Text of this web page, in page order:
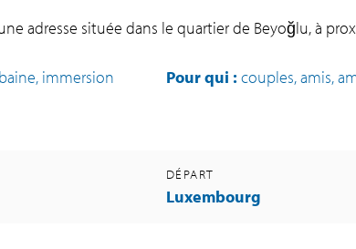
adresse située dans le quartier de Beyoğlu, à
immersion
Pour qui : couples, amis,
DÉPART
Luxembourg